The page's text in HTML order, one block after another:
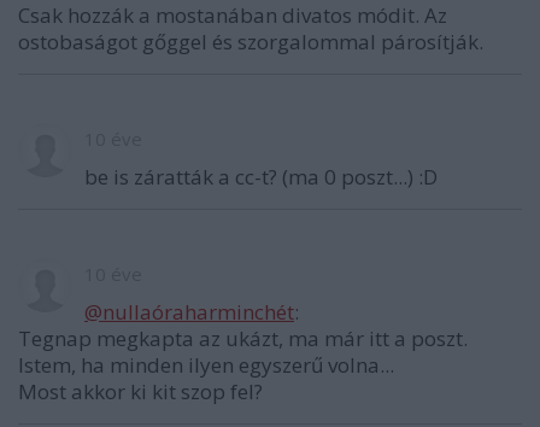
Csak hozzák a mostanában divatos módit. Az
ostobaságot gőggel és szorgalommal párosítják.
be is záratták a cc-t? (ma 0 poszt...) :D
@nullaóraharminchét:
Tegnap megkapta az ukázt, ma már itt a poszt.
Istem, ha minden ilyen egyszerű volna...
Most akkor ki kit szop fel?